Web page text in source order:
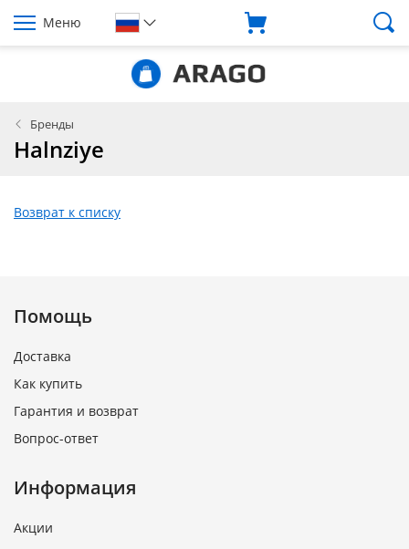
Меню
Бренды
Halnziye
Возврат к списку
Помощь
Доставка
Как купить
Гарантия и возврат
Вопрос-ответ
Информация
Акции